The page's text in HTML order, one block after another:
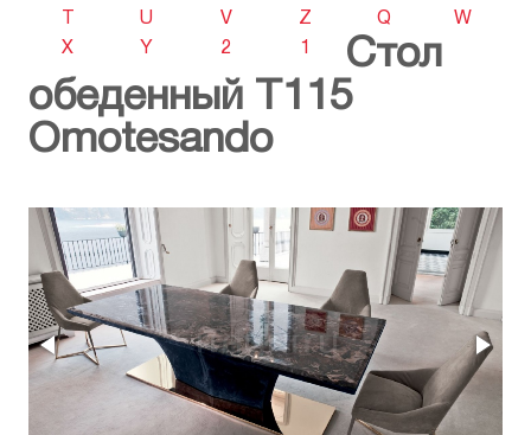
U V Z Q
W
X
Y 2 1
Стол
обеденный T115
Omotesando